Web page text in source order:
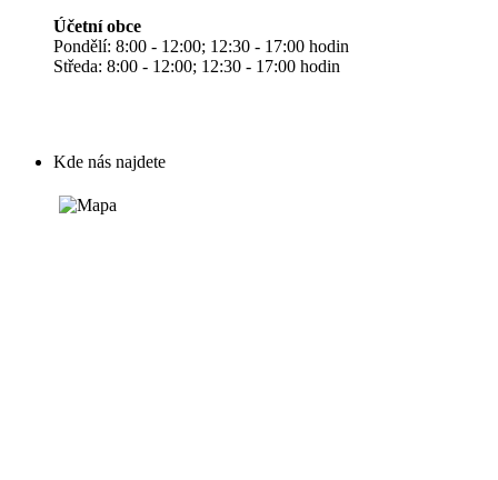
Účetní obce
Pondělí: 8:00 - 12:00; 12:30 - 17:00 hodin
Středa: 8:00 - 12:00; 12:30 - 17:00 hodin
Kde nás najdete